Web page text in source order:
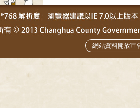
網站資料開放宣